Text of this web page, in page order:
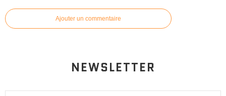
Ajouter un commentaire
NEWSLETTER